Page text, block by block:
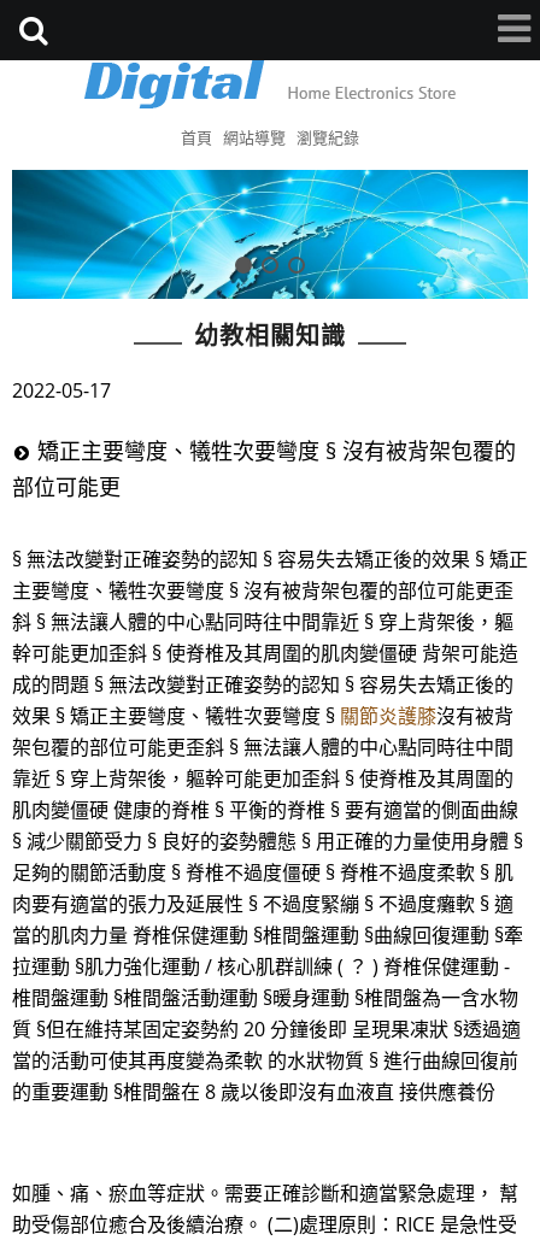
首頁 網站導覽 瀏覽紀錄
幼教相關知識
2022-05-17
矯正主要彎度、犧牲次要彎度 § 沒有被背架包覆的
部位可能更
§ 無法改變對正確姿勢的認知 § 容易失去矯正後的效果 § 矯正
主要彎度、犧牲次要彎度 § 沒有被背架包覆的部位可能更歪
斜 § 無法讓人體的中心點同時往中間靠近 § 穿上背架後，軀
幹可能更加歪斜 § 使脊椎及其周圍的肌肉變僵硬 背架可能造
成的問題 § 無法改變對正確姿勢的認知 § 容易失去矯正後的
效果 § 矯正主要彎度、犧牲次要彎度 § 關節炎護膝沒有被背
架包覆的部位可能更歪斜 § 無法讓人體的中心點同時往中間
靠近 § 穿上背架後，軀幹可能更加歪斜 § 使脊椎及其周圍的
肌肉變僵硬 健康的脊椎 § 平衡的脊椎 § 要有適當的側面曲線
§ 減少關節受力 § 良好的姿勢體態 § 用正確的力量使用身體 §
足夠的關節活動度 § 脊椎不過度僵硬 § 脊椎不過度柔軟 § 肌
肉要有適當的張力及延展性 § 不過度緊繃 § 不過度癱軟 § 適
當的肌肉力量 脊椎保健運動 §椎間盤運動 §曲線回復運動 §牽
拉運動 §肌力強化運動 / 核心肌群訓練 ( ？ ) 脊椎保健運動 -
椎間盤運動 §椎間盤活動運動 §暖身運動 §椎間盤為一含水物
質 §但在維持某固定姿勢約 20 分鐘後即 呈現果凍狀 §透過適
當的活動可使其再度變為柔軟 的水狀物質 § 進行曲線回復前
的重要運動 §椎間盤在 8 歲以後即沒有血液直 接供應養份
如腫、痛、瘀血等症狀。需要正確診斷和適當緊急處理， 幫
助受傷部位癒合及後續治療。 (二)處理原則：RICE 是急性受